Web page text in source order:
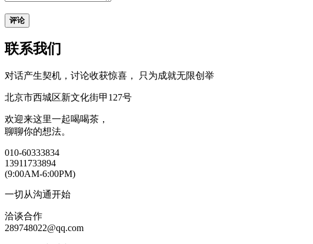
评论
联系我们
对话产生契机，讨论收获惊喜， 只为成就无限创举
北京市西城区新文化街甲127号
欢迎来这里一起喝喝茶，
聊聊你的想法。
010-60333834
13911733894
(9:00AM-6:00PM)
一切从沟通开始
洽谈合作
289748022@qq.com